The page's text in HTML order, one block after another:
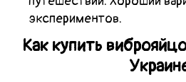
экспериментов.
Как купить